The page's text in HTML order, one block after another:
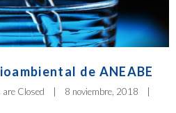
de ANEABE
Closed 8 noviembre, 2018